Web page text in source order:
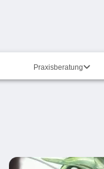
Praxisberatung